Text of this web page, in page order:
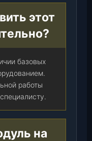
этот
базовых
работы
на